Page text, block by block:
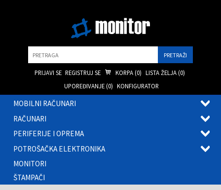
PRIJAVI SE REGISTRUJ SE KORPA (0) LISTA ŽELJA (0)
UPOREĐIVANJE (0) KONFIGURATOR
MOBILNI RAČUNARI
RAČUNARI
PERIFERIJE I OPREMA
POTROŠAČKA ELEKTRONIKA
MONITORI
ŠTAMPAČI